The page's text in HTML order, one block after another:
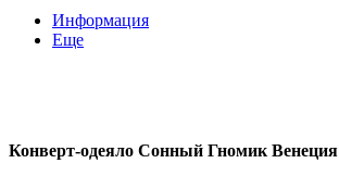
Информация
Еще
Конверт-одеяло Сонный Гномик Венеция